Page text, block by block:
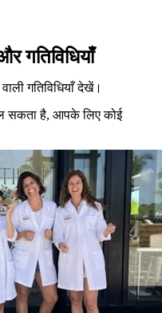
गतिविधियाँ
गतिविधियाँ देखें।
सकता है, आपके लिए कोई